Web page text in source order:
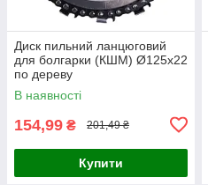
Диск пильний ланцюговий
для болгарки (КШМ) Ø125x22
по дереву
В наявності
154,99 ₴ 201,49 ₴
Купити